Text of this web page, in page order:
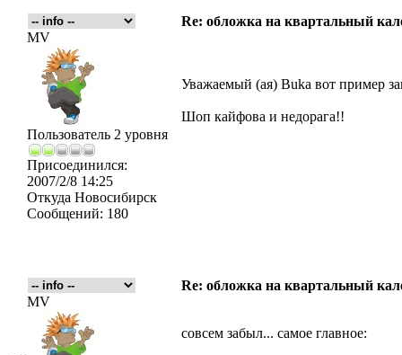
Re: обложка на квартальный
MV
Пользователь 2 уровня
Присоединился:
2007/2/8 14:25
Откуда Новосибирск
Сообщений: 180
Уважаемый (ая) Buka вот пример
Шоп кайфова и недорага!!
Re: обложка на квартальный
MV
совсем забыл... самое главное: